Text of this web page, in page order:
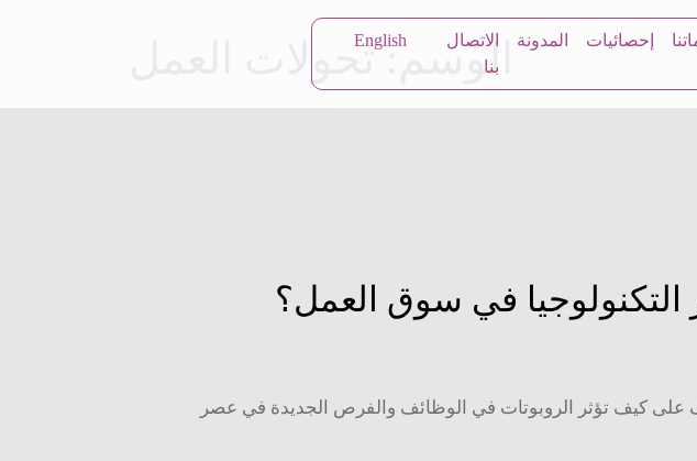
إحصائيات المدونة
الاتصال
بنا
English
الوسم:تحولات العمل
في سوق العمل؟
على كيف تؤثر الروبوتات في الوظائف والفرص الجديدة في عصر